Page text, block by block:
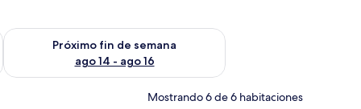
semana ago 7 - ago 9
Próximo fin de semana
ago 14 - ago 16
Consulta la disponibilidad para el próximo fin de semana ago
Mostrando 6 de 6 habitaciones